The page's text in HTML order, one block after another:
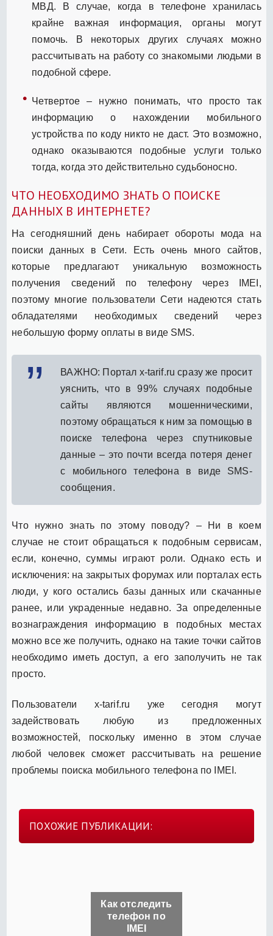
МВД. В случае, когда в телефоне хранилась
крайне важная информация, органы могут
помочь. В некоторых других случаях можно
рассчитывать на работу со знакомыми людьми в
подобной сфере.
Четвертое – нужно понимать, что просто так
информацию о нахождении мобильного
устройства по коду никто не даст. Это возможно,
однако оказываются подобные услуги только
тогда, когда это действительно судьбоносно.
ЧТО НЕОБХОДИМО ЗНАТЬ О ПОИСКЕ
ДАННЫХ В ИНТЕРНЕТЕ?
На сегодняшний день набирает обороты мода на
поиски данных в Сети. Есть очень много сайтов,
которые предлагают уникальную возможность
получения сведений по телефону через IMEI,
поэтому многие пользователи Сети надеются стать
обладателями необходимых сведений через
небольшую форму оплаты в виде SMS.
ВАЖНО: Портал x-tarif.ru сразу же просит
уяснить, что в 99% случаях подобные
сайты являются мошенническими,
поэтому обращаться к ним за помощью в
поиске телефона через спутниковые
данные – это почти всегда потеря денег
с мобильного телефона в виде SMS-
сообщения.
Что нужно знать по этому поводу? – Ни в коем
случае не стоит обращаться к подобным сервисам,
если, конечно, суммы играют роли. Однако есть и
исключения: на закрытых форумах или порталах есть
люди, у кого остались базы данных или скачанные
ранее, или украденные недавно. За определенные
вознаграждения информацию в подобных местах
можно все же получить, однако на такие точки сайтов
необходимо иметь доступ, а его заполучить не так
просто.
Пользователи x-tarif.ru уже сегодня могут
задействовать любую из предложенных
возможностей, поскольку именно в этом случае
любой человек сможет рассчитывать на решение
проблемы поиска мобильного телефона по IMEI.
ПОХОЖИЕ ПУБЛИКАЦИИ:
Как отследить
телефон по
IMEI